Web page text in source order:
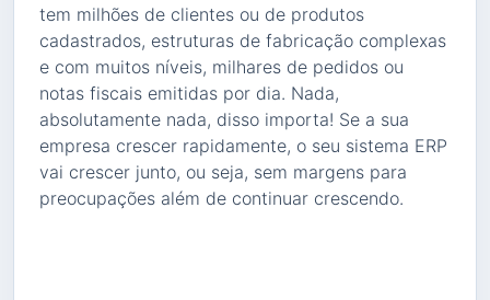
tem milhões de clientes ou de produtos
cadastrados, estruturas de fabricação complexas
e com muitos níveis, milhares de pedidos ou
notas fiscais emitidas por dia. Nada,
absolutamente nada, disso importa! Se a sua
empresa crescer rapidamente, o seu sistema ERP
vai crescer junto, ou seja, sem margens para
preocupações além de continuar crescendo.